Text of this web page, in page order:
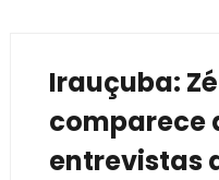
Irauçuba:
comparece
entrevistas